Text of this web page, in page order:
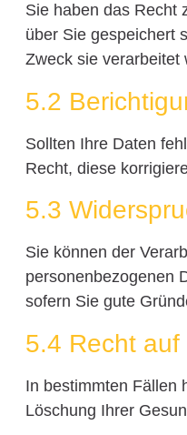
Sie haben das Recht
über Sie gespeichert
Zweck sie verarbeitet
5.2
Sollten Ihre Daten
Recht, diese
5.3
Sie können der
personenbezogenen
sofern Sie gute
5.4 Recht auf
In bestimmten Fällen
Löschung Ihrer